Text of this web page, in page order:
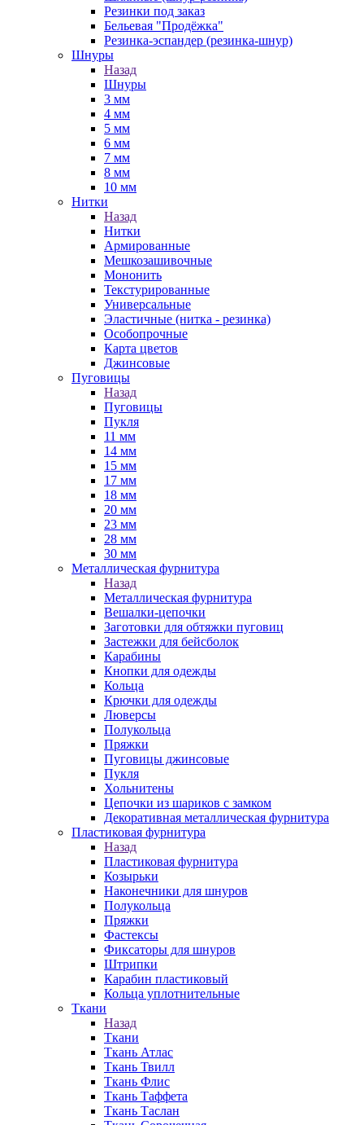
Резинки под заказ
Бельевая "Продёжка"
Резинка-эспандер (резинка-шнур)
Шнуры
Назад
Шнуры
3 мм
4 мм
5 мм
6 мм
7 мм
8 мм
10 мм
Нитки
Назад
Нитки
Армированные
Мешкозашивочные
Мононить
Текстурированные
Универсальные
Эластичные (нитка - резинка)
Особопрочные
Карта цветов
Джинсовые
Пуговицы
Назад
Пуговицы
Пукля
11 мм
14 мм
15 мм
17 мм
18 мм
20 мм
23 мм
28 мм
30 мм
Металлическая фурнитура
Назад
Металлическая фурнитура
Вешалки-цепочки
Заготовки для обтяжки пуговиц
Застежки для бейсболок
Карабины
Кнопки для одежды
Кольца
Крючки для одежды
Люверсы
Полукольца
Пряжки
Пуговицы джинсовые
Пукля
Хольнитены
Цепочки из шариков с замком
Декоративная металлическая фурнитура
Пластиковая фурнитура
Назад
Пластиковая фурнитура
Козырьки
Наконечники для шнуров
Полукольца
Пряжки
Фастексы
Фиксаторы для шнуров
Штрипки
Карабин пластиковый
Кольца уплотнительные
Ткани
Назад
Ткани
Ткань Атлас
Ткань Твилл
Ткань Флис
Ткань Таффета
Ткань Таслан